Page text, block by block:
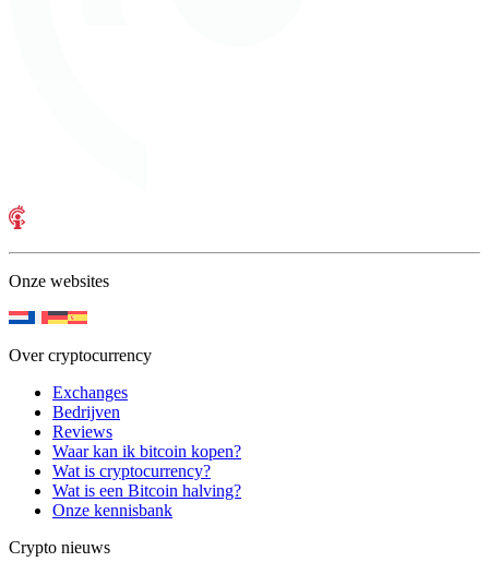
Onze websites
Over cryptocurrency
Exchanges
Bedrijven
Reviews
Waar kan ik bitcoin kopen?
Wat is cryptocurrency?
Wat is een Bitcoin halving?
Onze kennisbank
Crypto nieuws